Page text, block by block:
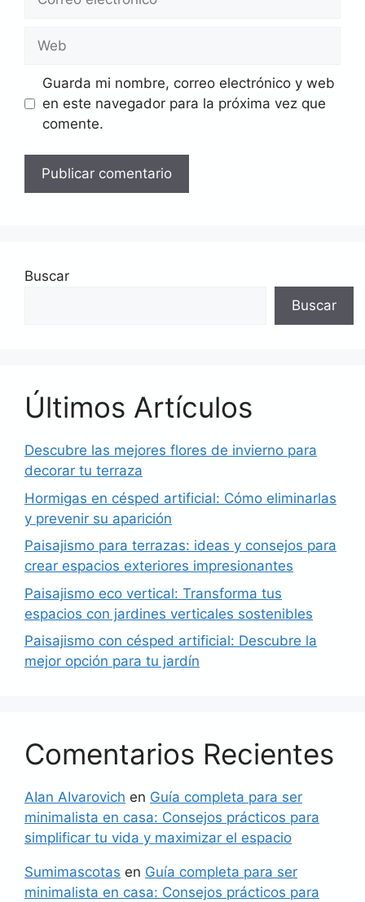
electrónico
Guarda mi nombre, correo electrónico y web
en este navegador para la próxima vez que
comente.
Buscar
Buscar
Últimos Artículos
Descubre las mejores flores de invierno para
decorar tu terraza
Hormigas en césped artificial: Cómo eliminarlas
y prevenir su aparición
Paisajismo para terrazas: ideas y consejos para
crear espacios exteriores impresionantes
Paisajismo eco vertical: Transforma tus
espacios con jardines verticales sostenibles
Paisajismo con césped artificial: Descubre la
mejor opción para tu jardín
Comentarios Recientes
AIan AIvarovich en Guía completa para ser
minimalista en casa: Consejos prácticos para
simplificar tu vida y maximizar el espacio
Sumimascotas en Guía completa para ser
minimalista en casa: Consejos prácticos para